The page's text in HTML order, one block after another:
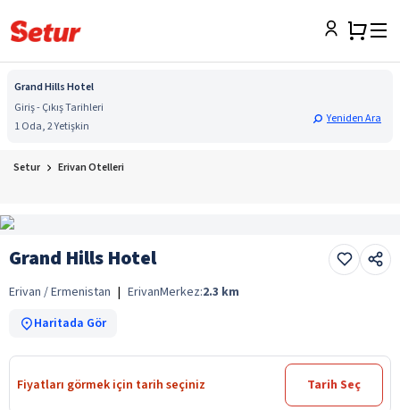
Grand Hills Hotel
Giriş - Çıkış Tarihleri
1 Oda, 2 Yetişkin
Yeniden Ara
Setur Erivan Otelleri
Grand Hills Hotel
Erivan / Ermenistan | ErivanMerkez:2.3 km
Haritada Gör
Fiyatları görmek için tarih seçiniz Tarih Seç